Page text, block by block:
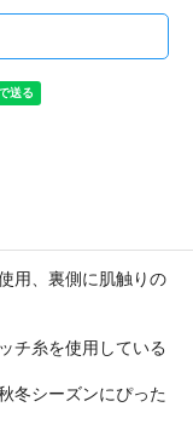
用、裏側に肌触りの
チ糸を使用している
冬シーズンにぴった